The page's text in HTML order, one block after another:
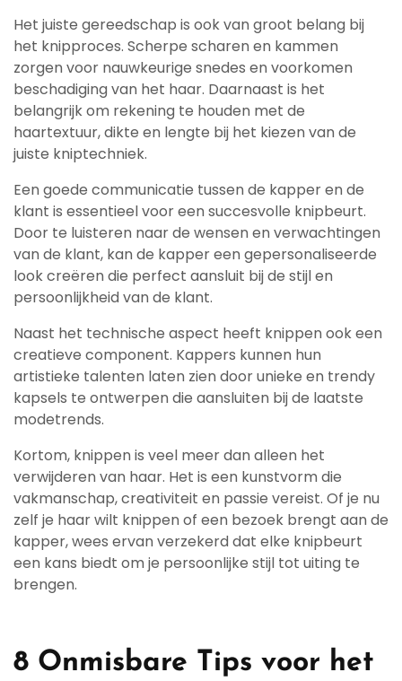
Het juiste gereedschap is ook van groot belang bij
het knipproces. Scherpe scharen en kammen
zorgen voor nauwkeurige snedes en voorkomen
beschadiging van het haar. Daarnaast is het
belangrijk om rekening te houden met de
haartextuur, dikte en lengte bij het kiezen van de
juiste kniptechniek.
Een goede communicatie tussen de kapper en de
klant is essentieel voor een succesvolle knipbeurt.
Door te luisteren naar de wensen en verwachtingen
van de klant, kan de kapper een gepersonaliseerde
look creëren die perfect aansluit bij de stijl en
persoonlijkheid van de klant.
Naast het technische aspect heeft knippen ook een
creatieve component. Kappers kunnen hun
artistieke talenten laten zien door unieke en trendy
kapsels te ontwerpen die aansluiten bij de laatste
modetrends.
Kortom, knippen is veel meer dan alleen het
verwijderen van haar. Het is een kunstvorm die
vakmanschap, creativiteit en passie vereist. Of je nu
zelf je haar wilt knippen of een bezoek brengt aan de
kapper, wees ervan verzekerd dat elke knipbeurt
een kans biedt om je persoonlijke stijl tot uiting te
brengen.
8 Onmisbare Tips voor het